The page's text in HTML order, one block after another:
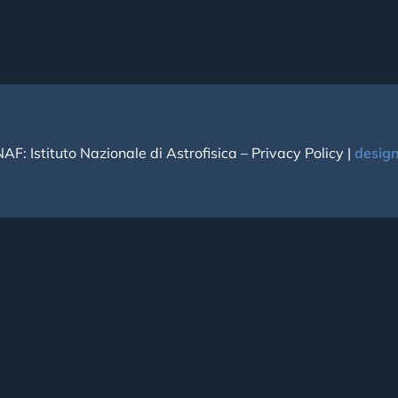
Istituto Nazionale di Astrofisica – Privacy Policy |